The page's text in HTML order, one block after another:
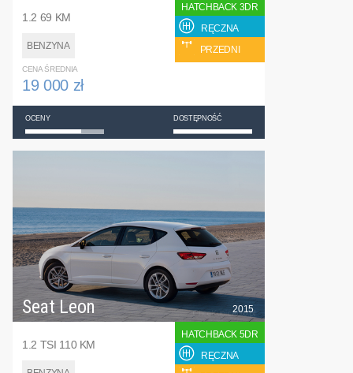
1.2 69 KM
BENZYNA
HATCHBACK 3DR
RĘCZNA
PRZEDNI
CENA ŚREDNIA
19 000 zł
OCENY DOSTĘPNOŚĆ
Seat Leon
1.2 TSI 110 KM
2015
HATCHBACK 5DR
RĘCZNA